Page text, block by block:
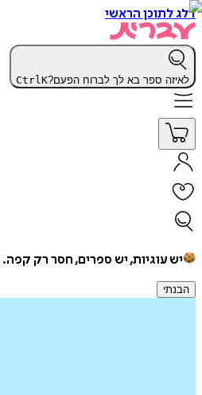
דלג לתוכן הראשי
לאיזה ספר בא לך לברוח הפעם? CtrlK
יש עוגיות, יש ספרים, חסר רק קפה.
הבנתי